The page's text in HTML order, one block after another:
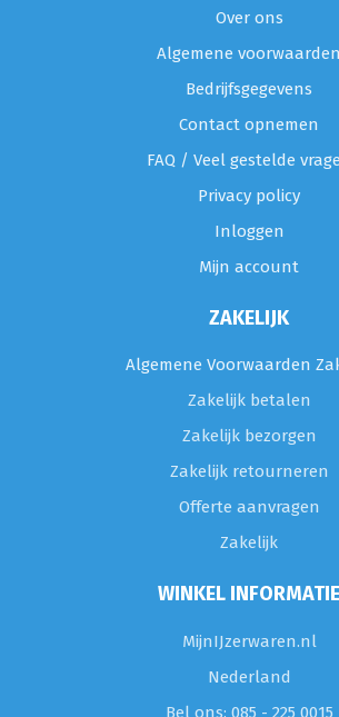
Over ons
Algemene voorwaarden
Bedrijfsgegevens
Contact opnemen
FAQ / Veel gestelde
Privacy policy
Inloggen
Mijn account
ZAKELIJK
Algemene Voorwaarden
Zakelijk betalen
Zakelijk bezorgen
Zakelijk retourneren
Offerte aanvragen
Zakelijk
WINKEL INFORMATIE
MijnIJzerwaren.nl
Nederland
Bel ons: 085 - 225 0015